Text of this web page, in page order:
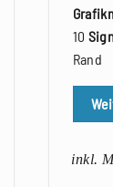
10
Rand
inkl.